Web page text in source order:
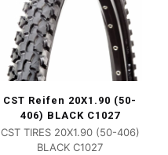
CST Reifen 20X1.90 (50-
406) BLACK C1027
CST TIRES 20X1.90 (50-406)
BLACK C1027